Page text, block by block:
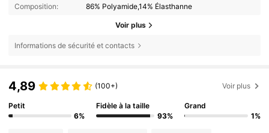
Composition: 86% Polyamide,14% Élasthanne
Voir plus
Informations de sécurité et contacts
4,89 (100+) Voir plus
Petit
6%
Fidèle à la taille
93%
Grand
1%